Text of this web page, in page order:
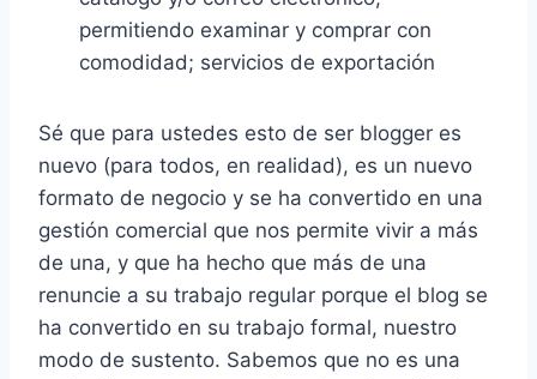
permitiendo examinar y comprar con
comodidad; servicios de exportación
Sé que para ustedes esto de ser blogger es
nuevo (para todos, en realidad), es un nuevo
formato de negocio y se ha convertido en una
gestión comercial que nos permite vivir a más
de una, y que ha hecho que más de una
renuncie a su trabajo regular porque el blog se
ha convertido en su trabajo formal, nuestro
modo de sustento. Sabemos que no es una